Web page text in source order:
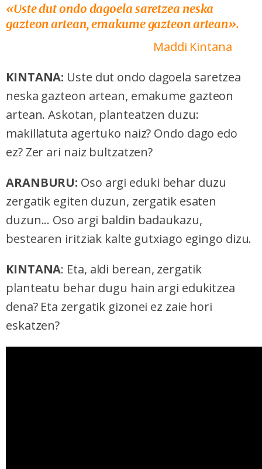
«Uste dut ondo dagoela saretzea neska
gazteon artean, emakume gazteon artean».
Maddi Kintana
KINTANA: Uste dut ondo dagoela saretzea
neska gazteon artean, emakume gazteon
artean. Askotan, planteatzen duzu:
makillatuta agertuko naiz? Ondo dago edo
ez? Zer ari naiz bultzatzen?
ARANBURU: Oso argi eduki behar duzu
zergatik egiten duzun, zergatik esaten
duzun... Oso argi baldin badaukazu,
bestearen iritziak kalte gutxiago egingo dizu.
KINTANA: Eta, aldi berean, zergatik
planteatu behar dugu hain argi edukitzea
dena? Eta zergatik gizonei ez zaie hori
eskatzen?